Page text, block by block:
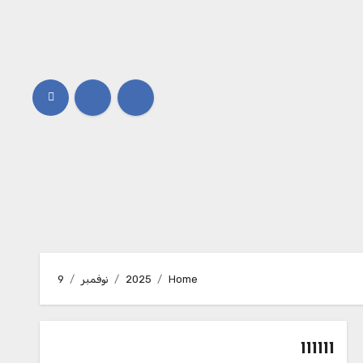
Home
2025 نوفمبر 9
111111